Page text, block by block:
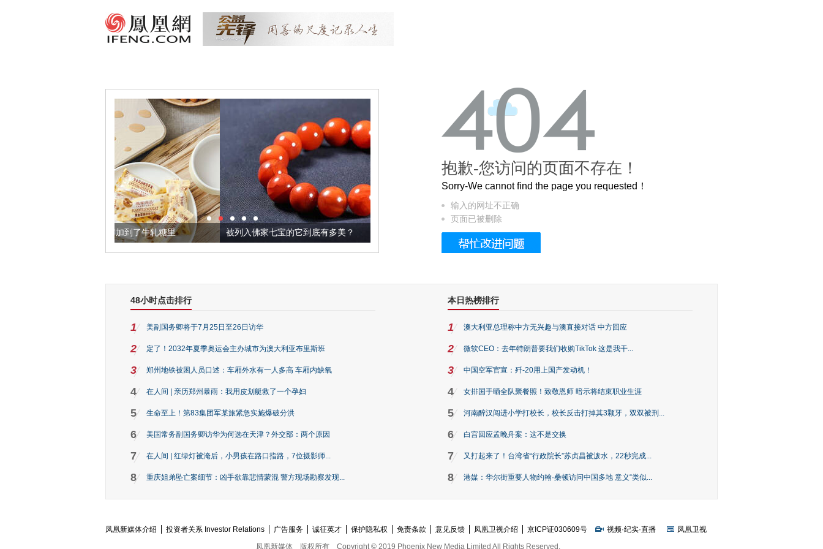
籽，我们把它加到了牛轧糖里 被列入佛家七宝的它到底有多美？ 这个3.2米的长卷，还原了600岁的紫禁城
抱歉-您访问的页面不存在！
Sorry-We cannot find the page you requested！
输入的网址不正确
页面已被删除
48小时点击排行
1 美副国务卿将于7月25日至26日访华
2 定了！2032年夏季奥运会主办城市为澳大利亚布里斯班
3 郑州地铁被困人员口述：车厢外水有一人多高 车厢内缺氧
4 在人间 | 亲历郑州暴雨：我用皮划艇救了一个孕妇
5 生命至上！第83集团军某旅紧急实施爆破分洪
6 美国常务副国务卿访华为何选在天津？外交部：两个原因
7 在人间 | 红绿灯被淹后，小男孩在路口指路，7位摄影师...
8 重庆姐弟坠亡案细节：凶手欲靠悲情蒙混 警方现场勘察发现...
本日热榜排行
1 澳大利亚总理称中方无兴趣与澳直接对话 中方回应
2 微软CEO：去年特朗普要我们收购TikTok 这是我干...
3 中国空军官宣：歼-20用上国产发动机！
4 女排国手晒全队聚餐照！致敬恩师 暗示将结束职业生涯
5 河南醉汉闯进小学打校长，校长反击打掉其3颗牙，双双被刑...
6 白宫回应孟晚舟案：这不是交换
7 又打起来了！台湾省“行政院长”苏贞昌被泼水，22秒完成...
8 港媒：华尔街重要人物约翰·桑顿访问中国多地 意义“类似...
凤凰新媒体介绍 投资者关系 Investor Relations 广告服务 诚征英才 保护隐私权 免责条款 意见反馈 凤凰卫视介绍 京ICP证030609号 视频·纪实·直播
凤凰卫视
凤凰新媒体
版权所有 Copyright © 2019 Phoenix New Media Limited All Rights Reserved.